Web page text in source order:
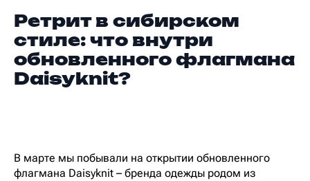
Ретрит в сибирском
стиле: что внутри
обновленного флагмана
Daisyknit?
В марте мы побывали на открытии обновленного
флагмана Daisyknit – бренда одежды родом из